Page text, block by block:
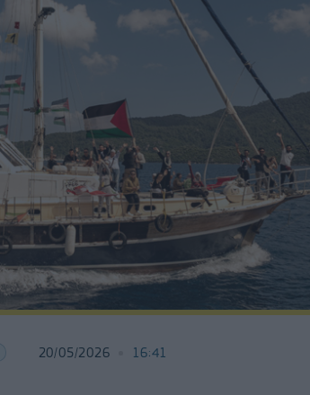
20/05/2026 16:41